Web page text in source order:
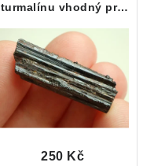
turmalínu vhodný pro
250 Kč